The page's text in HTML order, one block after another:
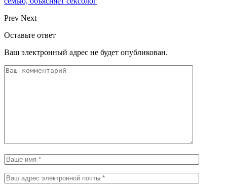
Prev Next
Оставьте ответ
Ваш электронный адрес не будет опубликован.